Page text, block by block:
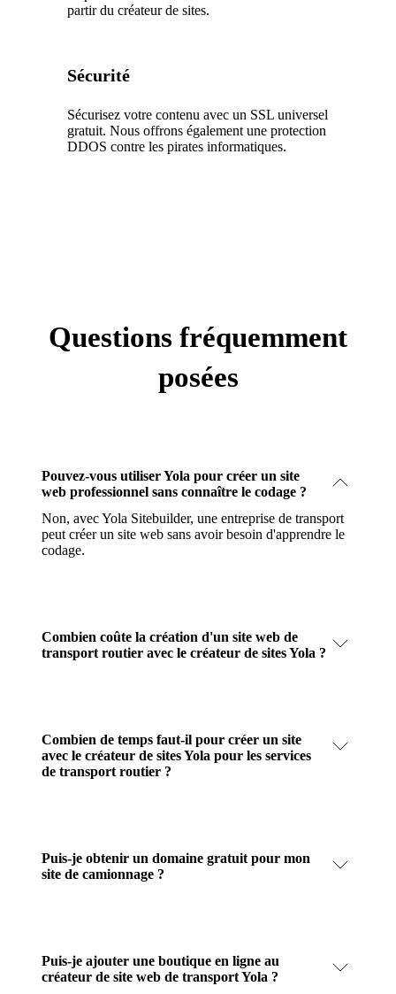
partir du créateur de sites.
Sécurité
Sécurisez votre contenu avec un SSL universel
gratuit. Nous offrons également une protection
DDOS contre les pirates informatiques.
Questions fréquemment
posées
Pouvez-vous utiliser Yola pour créer un site
web professionnel sans connaître le codage ?
Non, avec Yola Sitebuilder, une entreprise de transport
peut créer un site web sans avoir besoin d'apprendre le
codage.
Combien coûte la création d'un site web de
transport routier avec le créateur de sites Yola ?
Combien de temps faut-il pour créer un site
avec le créateur de sites Yola pour les services
de transport routier ?
Puis-je obtenir un domaine gratuit pour mon
site de camionnage ?
Puis-je ajouter une boutique en ligne au
créateur de site web de transport Yola ?